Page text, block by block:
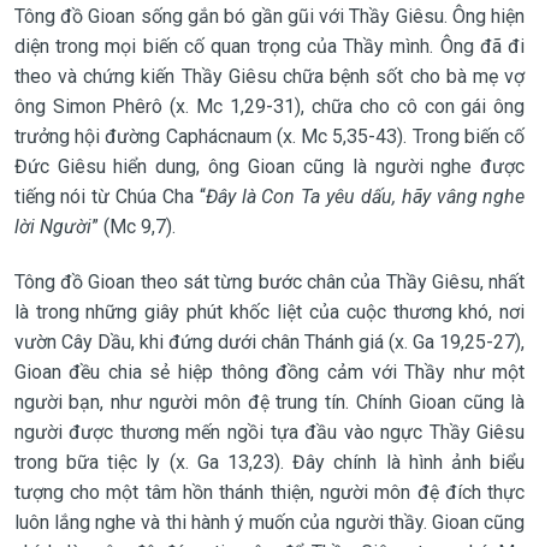
Tông đồ Gioan sống gắn bó gần gũi với Thầy Giêsu. Ông hiện
diện trong mọi biến cố quan trọng của Thầy mình. Ông đã đi
theo và chứng kiến Thầy Giêsu chữa bệnh sốt cho bà mẹ vợ
ông Simon Phêrô (x. Mc 1,29-31), chữa cho cô con gái ông
trưởng hội đường Caphácnaum (x. Mc 5,35-43). Trong biến cố
Đức Giêsu hiển dung, ông Gioan cũng là người nghe được
tiếng nói từ Chúa Cha “Đây là Con Ta yêu dấu, hãy vâng nghe
lời Người” (Mc 9,7).
Tông đồ Gioan theo sát từng bước chân của Thầy Giêsu, nhất
là trong những giây phút khốc liệt của cuộc thương khó, nơi
vườn Cây Dầu, khi đứng dưới chân Thánh giá (x. Ga 19,25-27),
Gioan đều chia sẻ hiệp thông đồng cảm với Thầy như một
người bạn, như người môn đệ trung tín. Chính Gioan cũng là
người được thương mến ngồi tựa đầu vào ngực Thầy Giêsu
trong bữa tiệc ly (x. Ga 13,23). Đây chính là hình ảnh biểu
tượng cho một tâm hồn thánh thiện, người môn đệ đích thực
luôn lắng nghe và thi hành ý muốn của người thầy. Gioan cũng